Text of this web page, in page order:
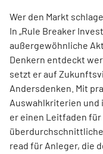
Wer den Markt
In „Rule Breaker
außergewöhnliche
Denkern entdeckt
setzt er auf
Andersdenken. Mit
Auswahlkriterien
er einen Leit­faden
read für Anleger, die